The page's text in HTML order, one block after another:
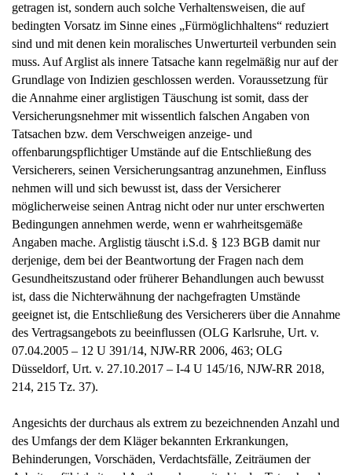
getragen ist, sondern auch solche Verhaltensweisen, die auf
bedingten Vorsatz im Sinne eines „Fürmöglichhaltens“ reduziert
sind und mit denen kein moralisches Unwerturteil verbunden sein
muss. Auf Arglist als innere Tatsache kann regelmäßig nur auf der
Grundlage von Indizien geschlossen werden. Voraussetzung für
die Annahme einer arglistigen Täuschung ist somit, dass der
Versicherungsnehmer mit wissentlich falschen Angaben von
Tatsachen bzw. dem Verschweigen anzeige- und
offenbarungspflichtiger Umstände auf die Entschließung des
Versicherers, seinen Versicherungsantrag anzunehmen, Einfluss
nehmen will und sich bewusst ist, dass der Versicherer
möglicherweise seinen Antrag nicht oder nur unter erschwerten
Bedingungen annehmen werde, wenn er wahrheitsgemäße
Angaben mache. Arglistig täuscht i.S.d. § 123 BGB damit nur
derjenige, dem bei der Beantwortung der Fragen nach dem
Gesundheitszustand oder früherer Behandlungen auch bewusst
ist, dass die Nichterwähnung der nachgefragten Umstände
geeignet ist, die Entschließung des Versicherers über die Annahme
des Vertragsangebots zu beeinflussen (OLG Karlsruhe, Urt. v.
07.04.2005 – 12 U 391/14, NJW-RR 2006, 463; OLG
Düsseldorf, Urt. v. 27.10.2017 – I-4 U 145/16, NJW-RR 2018,
214, 215 Tz. 37).
Angesichts der durchaus als extrem zu bezeichnenden Anzahl und
des Umfangs der dem Kläger bekannten Erkrankungen,
Behinderungen, Vorschäden, Verdachtsfälle, Zeiträumen der